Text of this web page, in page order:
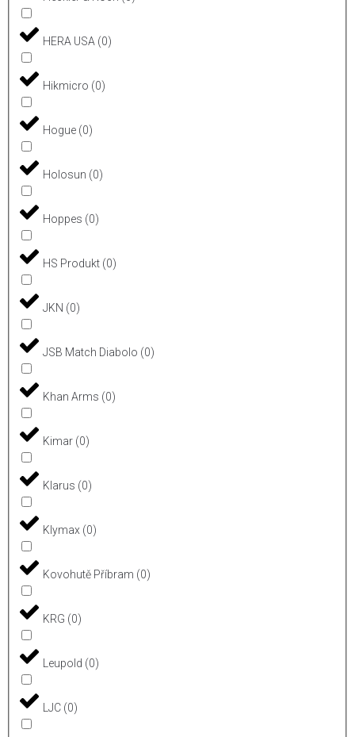
HERA USA (0)
Hikmicro (0)
Hogue (0)
Holosun (0)
Hoppes (0)
HS Produkt (0)
JKN (0)
JSB Match Diabolo (0)
Khan Arms (0)
Kimar (0)
Klarus (0)
Klymax (0)
Kovohutě Příbram (0)
KRG (0)
Leupold (0)
LJC (0)